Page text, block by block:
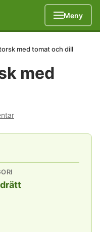
Meny
med tomat och dill
med